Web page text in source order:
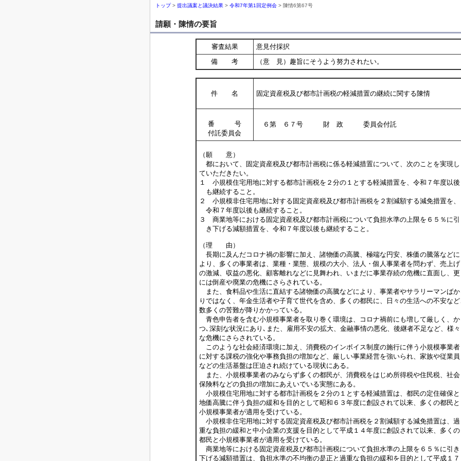
トップ> 提出議案と議決結果 > 令和7年第1回定例会 > 陳情6第67号
請願・陳情の要旨
審査結果
意見付採択
備 考
（意 見）趣旨にそうよう努力されたい。
件 名 固定資産税及び都市計画税の軽減措置の継続に関する陳情
番 号
付託委員会
６第 ６７号 財 政 委員会付託
（願 意）
都において、固定資産税及び都市計画税に係る軽減措置について、次のことを実現し
ていただきたい。
１ 小規模住宅用地に対する都市計画税を２分の１とする軽減措置を、令和７年度以後
も継続すること。
２ 小規模非住宅用地に対する固定資産税及び都市計画税を２割減額する減免措置を、
令和７年度以後も継続すること。
３ 商業地等における固定資産税及び都市計画税について負担水準の上限を６５％に引
き下げる減額措置を、令和７年度以後も継続すること。
（理 由）
長期に及んだコロナ禍の影響に加え、諸物価の高騰、極端な円安、株価の騰落などに
より、多くの事業者は、業種・業態、規模の大小、法人・個人事業者を問わず、売上げ
の激減、収益の悪化、顧客離れなどに見舞われ、いまだに事業存続の危機に直面し、更
には倒産や廃業の危機にさらされている。
また、食料品や生活に直結する諸物価の高騰などにより、事業者やサラリーマンばか
りではなく、年金生活者や子育て世代を含め、多くの都民に、日々の生活への不安など
数多くの苦難が降りかかっている。
青色申告者を含む小規模事業者を取り巻く環境は、コロナ禍前にも増して厳しく、か
つ､深刻な状況にあり､また、雇用不安の拡大、金融事情の悪化、後継者不足など、様々
な危機にさらされている。
このような社会経済環境に加え、消費税のインボイス制度の施行に伴う小規模事業者
に対する課税の強化や事務負担の増加など、厳しい事業経営を強いられ、家族や従業員
などの生活基盤は圧迫され続けている現状にある。
また、小規模事業者のみならず多くの都民が、消費税をはじめ所得税や住民税、社会
保険料などの負担の増加にあえいでいる実態にある。
小規模住宅用地に対する都市計画税を２分の１とする軽減措置は、都民の定住確保と
地価高騰に伴う負担の緩和を目的として昭和６３年度に創設されて以来、多くの都民と
小規模事業者が適用を受けている。
小規模非住宅用地に対する固定資産税及び都市計画税を２割減額する減免措置は、過
重な負担の緩和と中小企業の支援を目的として平成１４年度に創設されて以来、多くの
都民と小規模事業者が適用を受けている。
商業地等における固定資産税及び都市計画税について負担水準の上限を６５％に引き
下げる減額措置は、負担水準の不均衡の是正と過重な負担の緩和を目的として平成１７